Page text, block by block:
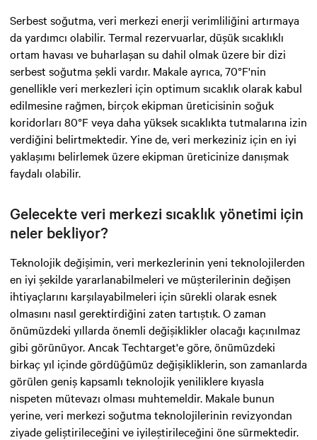
Serbest soğutma, veri merkezi enerji verimliliğini artırmaya
da yardımcı olabilir. Termal rezervuarlar, düşük sıcaklıklı
ortam havası ve buharlaşan su dahil olmak üzere bir dizi
serbest soğutma şekli vardır. Makale ayrıca, 70°F'nin
genellikle veri merkezleri için optimum sıcaklık olarak kabul
edilmesine rağmen, birçok ekipman üreticisinin soğuk
koridorları 80°F veya daha yüksek sıcaklıkta tutmalarına izin
verdiğini belirtmektedir. Yine de, veri merkeziniz için en iyi
yaklaşımı belirlemek üzere ekipman üreticinize danışmak
faydalı olabilir.
Gelecekte veri merkezi sıcaklık yönetimi için
neler bekliyor?
Teknolojik değişimin, veri merkezlerinin yeni teknolojilerden
en iyi şekilde yararlanabilmeleri ve müşterilerinin değişen
ihtiyaçlarını karşılayabilmeleri için sürekli olarak esnek
olmasını nasıl gerektirdiğini zaten tartıştık. O zaman
önümüzdeki yıllarda önemli değişiklikler olacağı kaçınılmaz
gibi görünüyor. Ancak Techtarget'e göre, önümüzdeki
birkaç yıl içinde gördüğümüz değişikliklerin, son zamanlarda
görülen geniş kapsamlı teknolojik yeniliklere kıyasla
nispeten mütevazı olması muhtemeldir. Makale bunun
yerine, veri merkezi soğutma teknolojilerinin revizyondan
ziyade geliştirileceğini ve iyileştirileceğini öne sürmektedir.